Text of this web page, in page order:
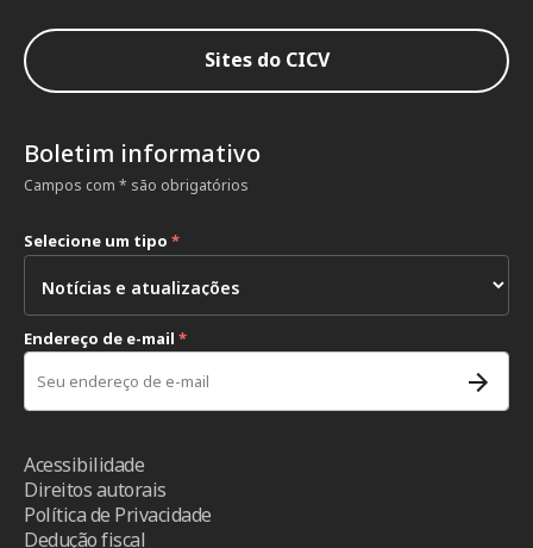
Sites do CICV
Boletim informativo
Campos com * são obrigatórios
Selecione um tipo *
Endereço de e-mail *
Acessibilidade
Direitos autorais
Política de Privacidade
Dedução fiscal